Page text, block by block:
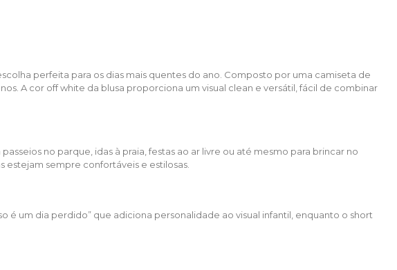
perfeita para os dias mais quentes do ano. Composto por uma camiseta de
A cor off white da blusa proporciona um visual clean e versátil, fácil de combinar
no parque, idas à praia, festas ao ar livre ou até mesmo para brincar no
estejam sempre confortáveis e estilosas.
um dia perdido” que adiciona personalidade ao visual infantil, enquanto o short